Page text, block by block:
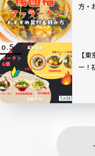
方・
【
ー！